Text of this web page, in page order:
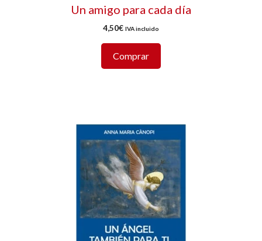
Un amigo para cada día
4,50€ IVA incluido
Comprar